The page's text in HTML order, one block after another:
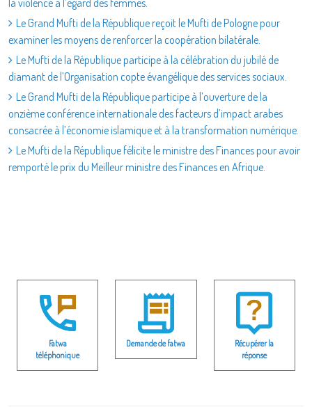
Le Grand Mufti de la République reçoit le Mufti de Pologne pour
examiner les moyens de renforcer la coopération bilatérale.
Le Mufti de la République participe à la célébration du jubilé de
diamant de l’Organisation copte évangélique des services sociaux.
Le Grand Mufti de la République participe à l’ouverture de la
onzième conférence internationale des facteurs d’impact arabes
consacrée à l’économie islamique et à la transformation numérique.
Le Mufti de la République félicite le ministre des Finances pour avoir
remporté le prix du Meilleur ministre des Finances en Afrique.
Fatwa
téléphonique
Demande de fatwa
Récupérer la
réponse